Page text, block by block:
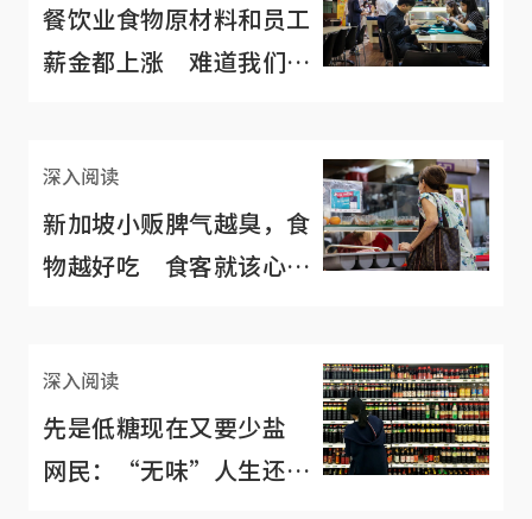
餐饮业食物原材料和员工
薪金都上涨 难道我们得
深入阅读
新加坡小贩脾气越臭，食
物越好吃 食客就该心甘
深入阅读
先是低糖现在又要少盐
网民：“无味”人生还有